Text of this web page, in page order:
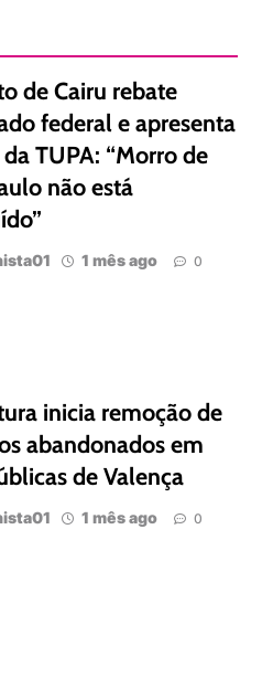
de Cairu rebate
federal e apresenta
TUPA: “Morro de
não está
1 mês ago 0
inicia remoção de
abandonados em
de Valença
1 mês ago 0